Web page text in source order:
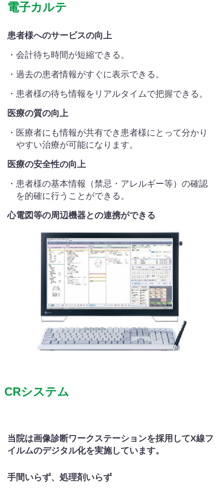
電子カルテ
患者様へのサービスの向上
・会計待ち時間が短縮できる。
・過去の患者情報がすぐに表示できる。
・患者様の待ち情報をリアルタイムで把握できる。
医療の質の向上
・医療者にも情報が共有でき患者様にとって分かり
やすい治療が可能になります。
医療の安全性の向上
・患者様の基本情報（禁忌・アレルギー等）の確認
を的確に行うことができる。
心電図等の周辺機器との連携ができる
CRシステム
当院は画像診断ワークステーションを採用してX線フ
イルムのデジタル化を実施しています。
手間いらず、処理剤いらず